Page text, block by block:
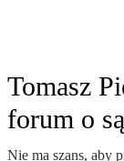
Tomasz
forum o
Nie ma szans, aby